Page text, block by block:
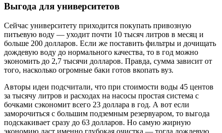
Выгода для университетов
Сейчас университету приходится покупать привозную
питьевую воду — уходит почти 10 тысяч литров в месяц и
больше 200 долларов. Если же поставить фильтры и дочищать
дождевую воду до нормального качества, то в год можно
экономить до 2,7 тысячи долларов. Правда, сумма зависит от
того, насколько огромные баки готов вкопать вуз.
Авторы идеи подсчитали, что при стоимости воды 45 центов
за тысячу литров и расходах на насосы простая система с
бочками сэкономит всего 23 доллара в год. А вот если
заморочиться с большим подземным резервуаром, то выгода
подскакивает сразу до 63 долларов. Но самую жирную
экономию даст именно глубокая очистка — тогда дождевую